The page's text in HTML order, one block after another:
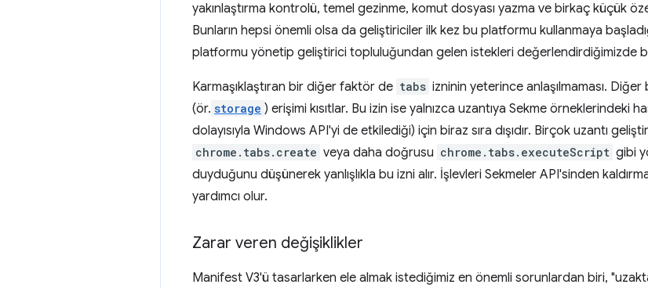
yakınlaştırma kontrolü, temel gezinme, komut dosyası yazma ve birkaç küçük
Bunların hepsi önemli olsa da geliştiriciler ilk kez bu platformu kullanmaya
platformu yönetip geliştirici topluluğundan gelen istekleri değerlendirdiğimizde
Karmaşıklaştıran bir diğer faktör de tabs izninin yeterince anlaşılmaması.
(ör. storage ) erişimi kısıtlar. Bu izin ise yalnızca uzantıya Sekme örneklerindeki
dolayısıyla Windows API'yi de etkilediği) için biraz sıra dışıdır. Birçok uzantı
chrome.tabs.create veya daha doğrusu chrome.tabs.executeScript gibi
duyduğunu düşünerek yanlışlıkla bu izni alır. İşlevleri Sekmeler API'sinden
yardımcı olur.
Zarar veren değişiklikler
Manifest V3'ü tasarlarken ele almak istediğimiz en önemli sorunlardan biri,